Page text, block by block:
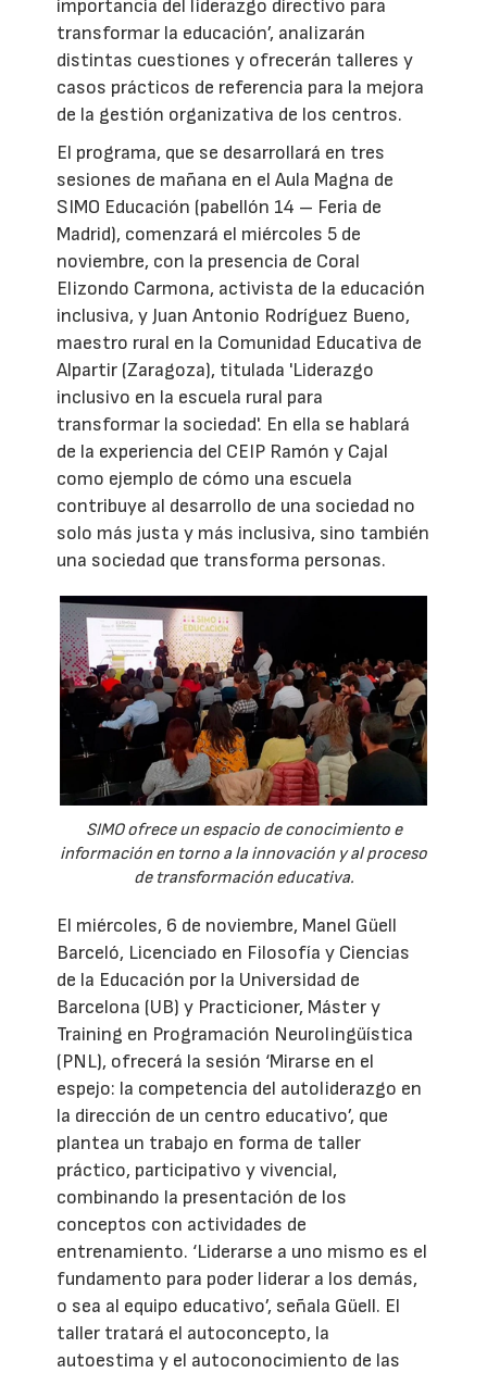
importancia del liderazgo directivo para
transformar la educación’, analizarán
distintas cuestiones y ofrecerán talleres y
casos prácticos de referencia para la mejora
de la gestión organizativa de los centros.
El programa, que se desarrollará en tres
sesiones de mañana en el Aula Magna de
SIMO Educación (pabellón 14 – Feria de
Madrid), comenzará el miércoles 5 de
noviembre, con la presencia de Coral
Elizondo Carmona, activista de la educación
inclusiva, y Juan Antonio Rodríguez Bueno,
maestro rural en la Comunidad Educativa de
Alpartir (Zaragoza), titulada 'Liderazgo
inclusivo en la escuela rural para
transformar la sociedad'. En ella se hablará
de la experiencia del CEIP Ramón y Cajal
como ejemplo de cómo una escuela
contribuye al desarrollo de una sociedad no
solo más justa y más inclusiva, sino también
una sociedad que transforma personas.
SIMO ofrece un espacio de conocimiento e
información en torno a la innovación y al proceso
de transformación educativa.
El miércoles, 6 de noviembre, Manel Güell
Barceló, Licenciado en Filosofía y Ciencias
de la Educación por la Universidad de
Barcelona (UB) y Practicioner, Máster y
Training en Programación Neurolingüística
(PNL), ofrecerá la sesión ‘Mirarse en el
espejo: la competencia del autoliderazgo en
la dirección de un centro educativo’, que
plantea un trabajo en forma de taller
práctico, participativo y vivencial,
combinando la presentación de los
conceptos con actividades de
entrenamiento. ‘Liderarse a uno mismo es el
fundamento para poder liderar a los demás,
o sea al equipo educativo’, señala Güell. El
taller tratará el autoconcepto, la
autoestima y el autoconocimiento de las